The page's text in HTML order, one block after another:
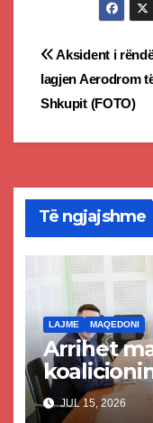
Post
Aksident i
lagjen Aerodrom
Shkupit (FOTO)
Të ngjajshme
LAJME MAQEDONI
Arrihet
Kurtit
JUL 15, 2026